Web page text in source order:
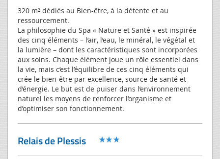
320 m² dédiés au Bien-être, à la détente et au
ressourcement.
La philosophie du Spa « Nature et Santé » est inspirée
des cinq éléments – l’air, l’eau, le minéral, le végétal et
la lumière – dont les caractéristiques sont incorporées
aux soins. Chaque élément joue un rôle essentiel dans
la vie, mais c’est l’équilibre de ces cinq éléments qui
crée le bien-être par excellence, source de santé et
d’énergie. Le but est de puiser dans l’environnement
naturel les moyens de renforcer l’organisme et
d’optimiser son fonctionnement.
Relais de Plessis